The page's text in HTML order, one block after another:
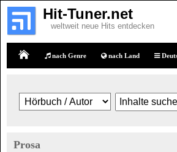
Hit-Tuner.net
weltweit neue Hits entdecken
nach Genre nach Land
Prosa